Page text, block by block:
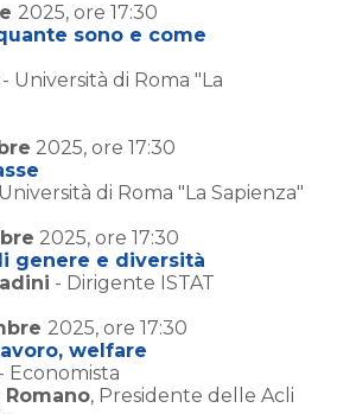
2025, ore 17:30
sono e come
- Università di Roma "La
2025, ore 17:30
di Roma "La Sapienza"
2025, ore 17:30
genere e diversità
- Dirigente ISTAT
2025, ore 17:30
welfare
- Economista
, Presidente delle Acli